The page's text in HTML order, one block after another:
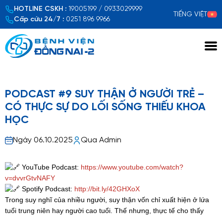
HOTLINE CSKH : 19005199 / 0933029999
Cấp cứu 24/7 : 0251 896 9966
TIẾNG VIỆT
PODCAST #9 SUY THẬN Ở NGƯỜI TRẺ –
CÓ THỰC SỰ DO LỐI SỐNG THIẾU KHOA
HỌC
Ngày 06.10.2025 Qua Admin
YouTube Podcast: https://www.youtube.com/watch?
v=dvvrGtvNAFY
Spotify Podcast: http://bit.ly/42GHXoX
Trong suy nghĩ của nhiều người, suy thận vốn chỉ xuất hiện ở lứa
tuổi trung niên hay người cao tuổi. Thế nhưng, thực tế cho thấy